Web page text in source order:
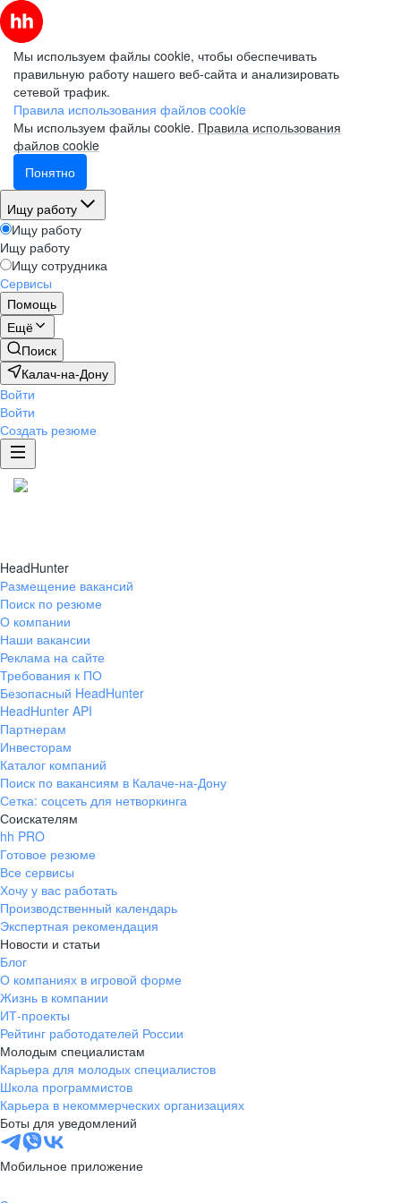
Мы используем файлы cookie, чтобы обеспечивать
правильную работу нашего веб-сайта и анализировать
сетевой трафик.
Правила использования файлов cookie
Мы используем файлы cookie. Правила использования
файлов cookie
Понятно
Ищу работу
Ищу работу
Ищу работу
Ищу сотрудника
Сервисы
Помощь
Ещё
Поиск
Калач-на-Дону
Войти
Войти
Создать резюме
HeadHunter
Размещение вакансий
Поиск по резюме
О компании
Наши вакансии
Реклама на сайте
Требования к ПО
Безопасный HeadHunter
HeadHunter API
Партнерам
Инвесторам
Каталог компаний
Поиск по вакансиям в Калаче-на-Дону
Сетка: соцсеть для нетворкинга
Соискателям
hh PRO
Готовое резюме
Все сервисы
Хочу у вас работать
Производственный календарь
Экспертная рекомендация
Новости и статьи
Блог
О компаниях в игровой форме
Жизнь в компании
ИТ-проекты
Рейтинг работодателей России
Молодым специалистам
Карьера для молодых специалистов
Школа программистов
Карьера в некоммерческих организациях
Боты для уведомлений
Мобильное приложение